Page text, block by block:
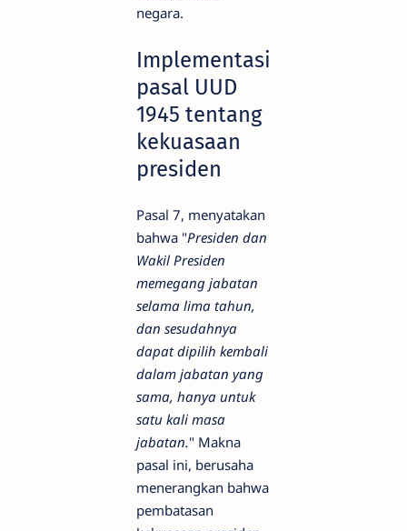
negara.
Implementasi
pasal UUD
1945 tentang
kekuasaan
presiden
Pasal 7, menyatakan
bahwa "Presiden dan
Wakil Presiden
memegang jabatan
selama lima tahun,
dan sesudahnya
dapat dipilih kembali
dalam jabatan yang
sama, hanya untuk
satu kali masa
jabatan." Makna
pasal ini, berusaha
menerangkan bahwa
pembatasan